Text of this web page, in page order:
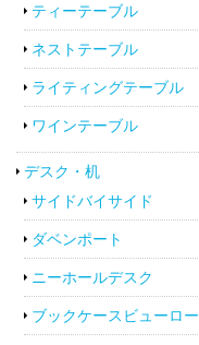
ティーテーブル
ネストテーブル
ライティングテーブル
ワインテーブル
デスク・机
サイドバイサイド
ダベンポート
ニーホールデスク
ブックケースビューロー